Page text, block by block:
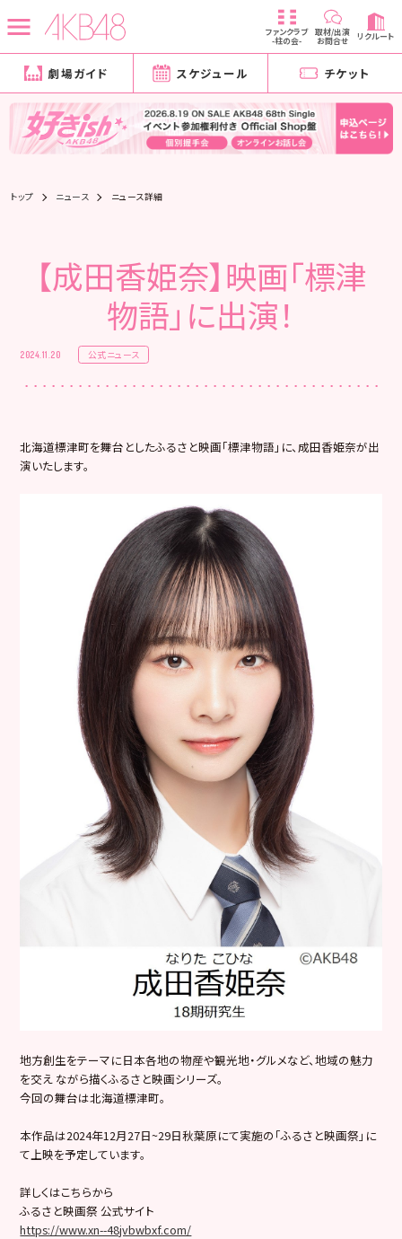
ファンクラブ
-柱の会-
取材/出演
お問合せ リクルート
劇場ガイド スケジュール チケット
トップ ニュース ニュース詳細
【成田香姫奈】映画「標津
物語」に出演！
2024.11.20 公式ニュース
北海道標津町を舞台としたふるさと映画「標津物語」に、成田香姫奈が出
演いたします。
地方創生をテーマに日本各地の物産や観光地・グルメなど、地域の魅力
を交え ながら描くふるさと映画シリーズ。
今回の舞台は北海道標津町。
本作品は2024年12月27日~29日秋葉原にて実施の「ふるさと映画祭」に
て上映を予定しています。
詳しくはこちらから
ふるさと映画祭 公式サイト
https://www.xn--48jvbwbxf.com/